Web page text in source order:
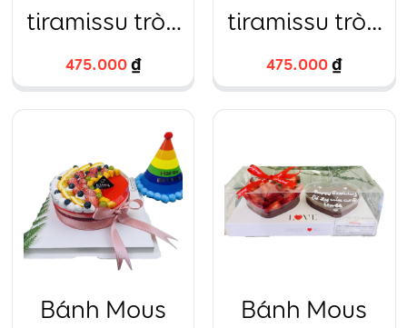
tiramissu tròn
trang trí dâu
tây
475.000₫
tiramissu tròn
trang trí dâu
tây
475.000₫
Bánh Mous
Bánh Mous